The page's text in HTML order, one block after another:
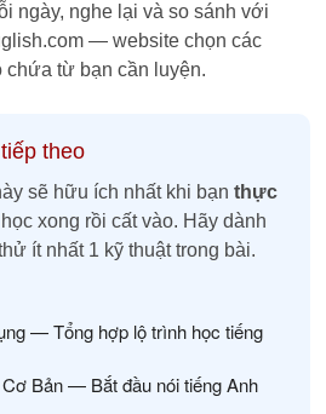
ngày, nghe lại và so sánh với
— website chọn các
chứa từ bạn cần luyện.
theo
sẽ hữu ích nhất khi bạnthực
xong rồi cất vào. Hãy dành
ít nhất 1 kỹ thuật trong bài.
— Tổng hợp lộ trình học tiếng
Bản — Bắt đầu nói tiếng Anh